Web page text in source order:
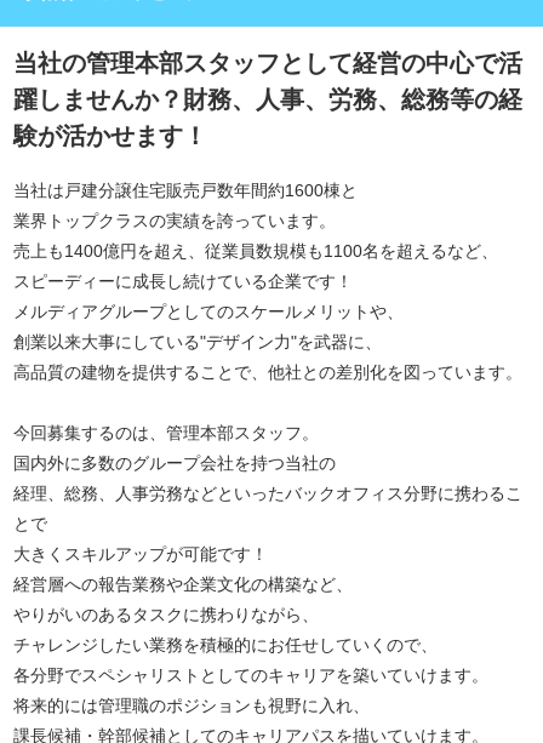
当社の管理本部スタッフとして経営の中心で活
躍しませんか？財務、人事、労務、総務等の経
験が活かせます！
当社は戸建分譲住宅販売戸数年間約1600棟と
業界トップクラスの実績を誇っています。
売上も1400億円を超え、従業員数規模も1100名を超えるなど、
スピーディーに成長し続けている企業です！
メルディアグループとしてのスケールメリットや、
創業以来大事にしている"デザイン力"を武器に、
高品質の建物を提供することで、他社との差別化を図っています。
今回募集するのは、管理本部スタッフ。
国内外に多数のグループ会社を持つ当社の
経理、総務、人事労務などといったバックオフィス分野に携わるこ
とで
大きくスキルアップが可能です！
経営層への報告業務や企業文化の構築など、
やりがいのあるタスクに携わりながら、
チャレンジしたい業務を積極的にお任せしていくので、
各分野でスペシャリストとしてのキャリアを築いていけます。
将来的には管理職のポジションも視野に入れ、
課長候補・幹部候補としてのキャリアパスを描いていけます。